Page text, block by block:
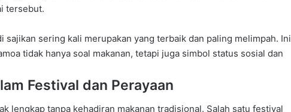
tersebut.
sajikan sering kali merupakan yang terbaik dan paling melimpah. Ini
tidak hanya soal makanan, tetapi juga simbol status sosial dan
Festival dan Perayaan
lengkap tanpa kehadiran makanan tradisional. Salah satu festival